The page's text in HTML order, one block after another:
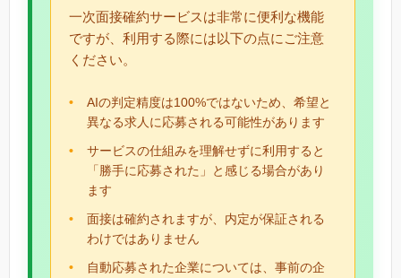
一次面接確約サービスは非常に便利な機能
ですが、利用する際には以下の点にご注意
ください。
AIの判定精度は100%ではないため、希望と
異なる求人に応募される可能性があります
サービスの仕組みを理解せずに利用すると
「勝手に応募された」と感じる場合があり
ます
面接は確約されますが、内定が保証される
わけではありません
自動応募された企業については、事前の企